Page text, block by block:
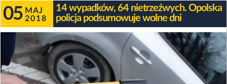
05 MAJ
2018
14 wypadków, 64 nietrzeźwych. Opolska
policja podsumowuje wolne dni